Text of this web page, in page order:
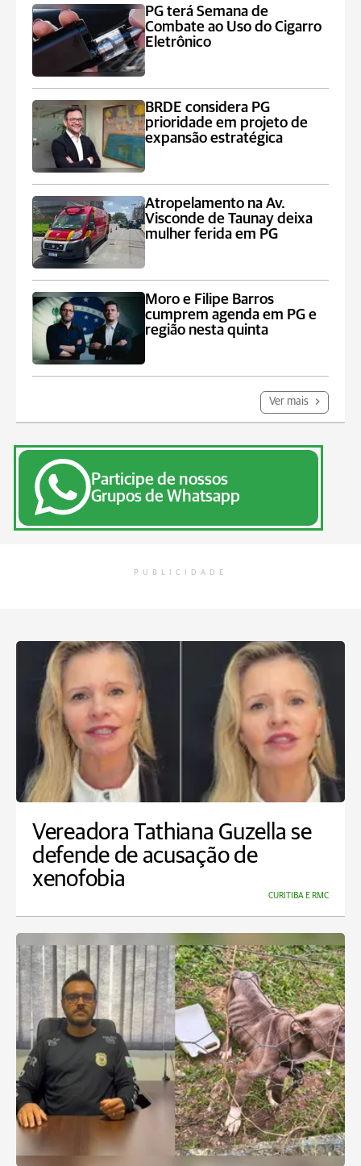
PG terá Semana de
Combate ao Uso do Cigarro
Eletrônico
BRDE considera PG
prioridade em projeto de
expansão estratégica
Atropelamento na Av.
Visconde de Taunay deixa
mulher ferida em PG
Moro e Filipe Barros
cumprem agenda em PG e
região nesta quinta
Ver mais
Participe de nossos
Grupos de Whatsapp
PUBLICIDADE
Vereadora Tathiana Guzella se
defende de acusação de
xenofobia
CURITIBA E RMC